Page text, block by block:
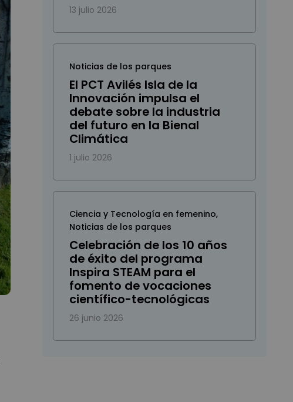
13 julio 2026
Noticias de los parques
El PCT Avilés Isla de la
Innovación impulsa el
debate sobre la industria
del futuro en la Bienal
Climática
1 julio 2026
Ciencia y Tecnología en femenino,
Noticias de los parques
Celebración de los 10 años
de éxito del programa
Inspira STEAM para el
fomento de vocaciones
científico-tecnológicas
26 junio 2026